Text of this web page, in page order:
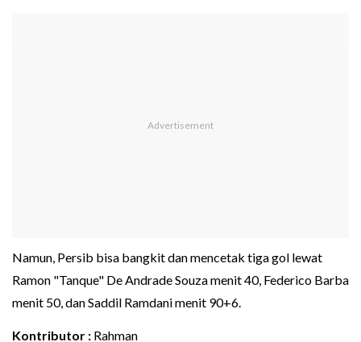
Namun, Persib bisa bangkit dan mencetak tiga gol lewat
Ramon "Tanque" De Andrade Souza menit 40, Federico Barba
menit 50, dan Saddil Ramdani menit 90+6.
Kontributor : Rahman